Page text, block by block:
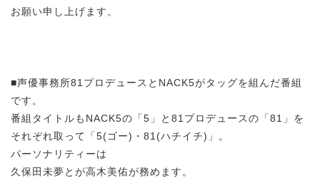
お願い申し上げます。
■声優事務所81プロデュースとNACK5がタッグを組んだ番組
です。
番組タイトルもNACK5の「5」と81プロデュースの「81」を
それぞれ取って「5(ゴー)・81(ハチイチ)」。
パーソナリティーは
久保田未夢とが高木美佑が務めます。